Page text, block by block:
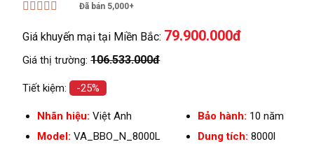
hạng55 sao
Đã bán 5,000+
Giá khuyến mại tại Miền Bắc: 79.900.000đ
Giá thị trường:106.533.000đ
Tiết kiệm: -25%
Nhãn hiệu:Việt Anh Bảo hành: 10 năm
Model:VA_BBO_N_8000L Dung tích:8000l